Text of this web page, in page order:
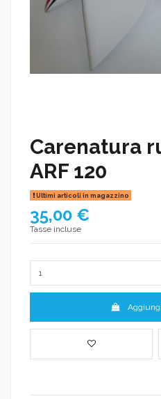
Carenatura
ARF 120
Ultimi articoli in magazzino
35,00 €
Tasse incluse